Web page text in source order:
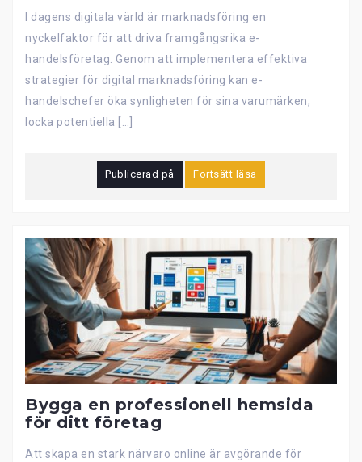
I dagens digitala värld är marknadsföring en
nyckelfaktor för att driva framgångsrika e-
handelsföretag. Genom att implementera effektiva
strategier för digital marknadsföring kan e-
handelschefer öka synligheten för sina varumärken,
locka potentiella […]
Publicerad på Fortsätt läsa
Bygga en professionell hemsida
för ditt företag
Att skapa en stark närvaro online är avgörande för